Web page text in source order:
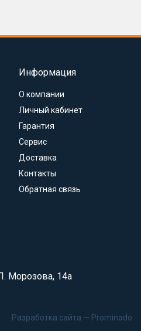
Информация
О компании
Личный кабинет
Гарантия
Сервис
Доставка
Контакты
Обратная связь
Морозова, 14а
Разработка сайта — Prominado